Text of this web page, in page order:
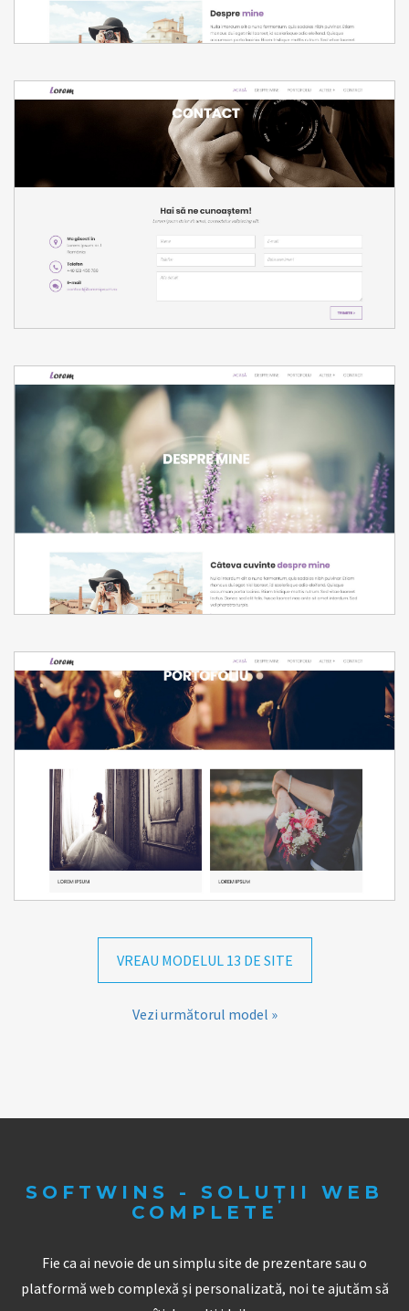
VREAU MODELUL 13 DE SITE
Vezi următorul model »
SOFTWINS - SOLUȚII WEB
COMPLETE
Fie ca ai nevoie de un simplu site de prezentare sau o
platformă web complexă și personalizată, noi te ajutăm să